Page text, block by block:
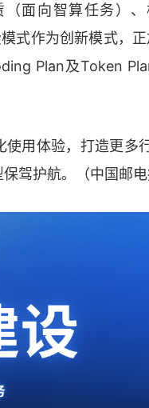
面向智算任务）
式作为创新模式，
Plan及Token
用体验，打造更多
驾护航。（中国邮电